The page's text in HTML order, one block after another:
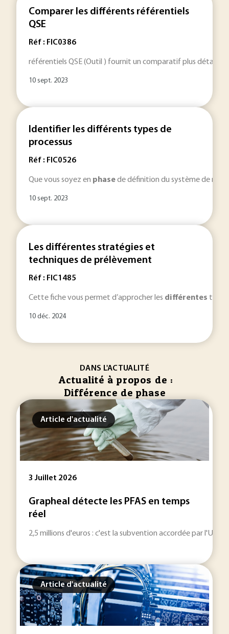
Comparer les différents référentiels
QSE
Réf : FIC0386
référentiels QSE (Outil ) fournit un comparatif plus détaillé,
10 sept. 2023
Identifier les différents types de
processus
Réf : FIC0526
Que vous soyez en phasede définition du système de
10 sept. 2023
Les différentes stratégies et
techniques de prélèvement
Réf : FIC1485
Cette fiche vous permet d’approcher les différentes
10 déc. 2024
DANS L'ACTUALITÉ
Actualité à propos de :
Différence de phase
Article d'actualité
3 Juillet 2026
Grapheal détecte les PFAS en temps
réel
2,5 millions d'euros : c'est la subvention accordée par
Article d'actualité